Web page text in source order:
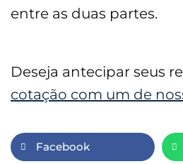
entre as duas partes.
Deseja antecipar seus
cotação com um de
Facebook